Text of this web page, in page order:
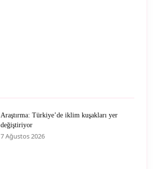
Araştırma: Türkiye’de iklim kuşakları yer
değiştiriyor
7 Ağustos 2026